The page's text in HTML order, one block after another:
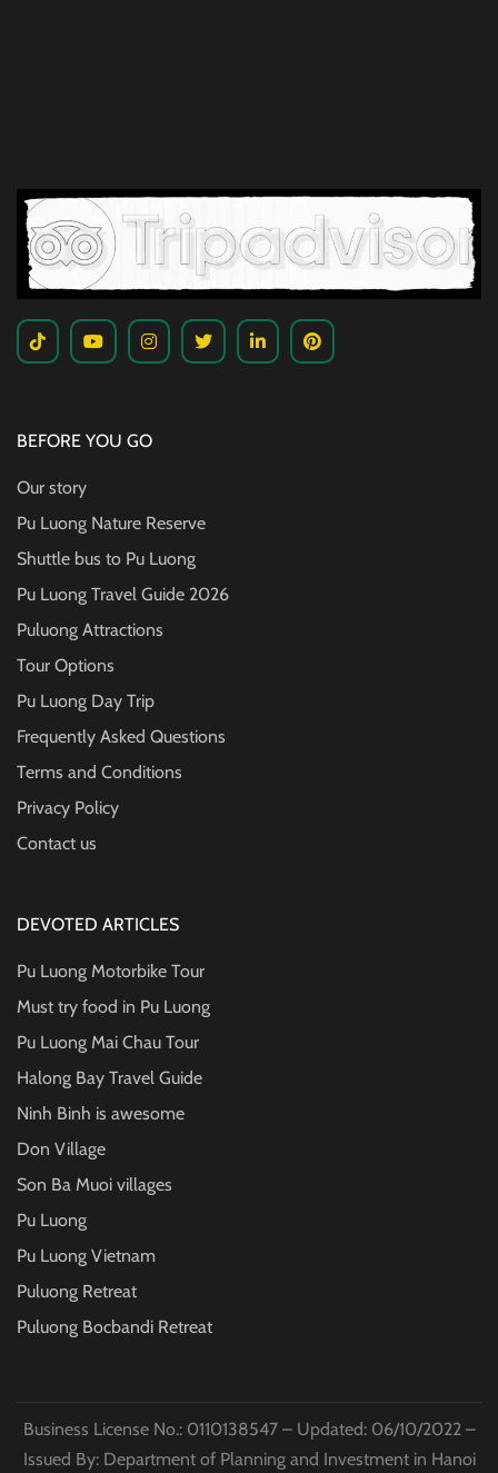
BEFORE YOU GO
Our story
Pu Luong Nature Reserve
Shuttle bus to Pu Luong
Pu Luong Travel Guide 2026
Puluong Attractions
Tour Options
Pu Luong Day Trip
Frequently Asked Questions
Terms and Conditions
Privacy Policy
Contact us
DEVOTED ARTICLES
Pu Luong Motorbike Tour
Must try food in Pu Luong
Pu Luong Mai Chau Tour
Halong Bay Travel Guide
Ninh Binh is awesome
Don Village
Son Ba Muoi villages
Pu Luong
Pu Luong Vietnam
Puluong Retreat
Puluong Bocbandi Retreat
Business License No.: 0110138547 – Updated: 06/10/2022 –
Issued By: Department of Planning and Investment in Hanoi